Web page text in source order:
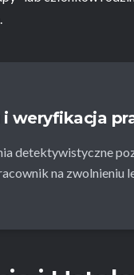
weryfikacja
detektywistyczne
na zwolnieniu